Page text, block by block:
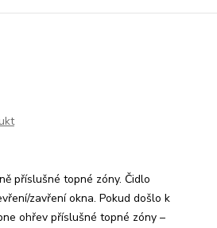
příslušné topné zóny. Čidlo
zavření okna. Pokud došlo k
ohřev příslušné topné zóny –